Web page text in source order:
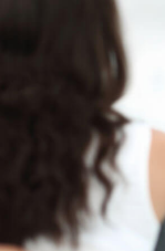
CARSAT
Chambre